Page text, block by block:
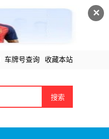
✕
车牌号查询 收藏本站
搜索